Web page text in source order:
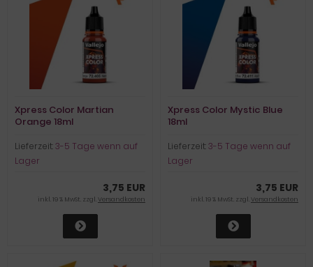
Xpress Color Martian
Orange 18ml
Lieferzeit:3-5 Tage wenn auf
Lager
3,75 EUR
inkl. 19 % MwSt. zzgl.Versandkosten
Xpress Color Mystic Blue
18ml
Lieferzeit:3-5 Tage wenn auf
Lager
3,75 EUR
inkl. 19 % MwSt. zzgl.Versandkosten